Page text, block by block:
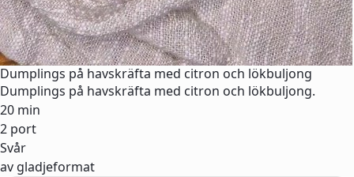
Dumplings på havskräfta med citron och lökbuljong
Dumplings på havskräfta med citron och lökbuljong.
20 min
2 port
Svår
av gladjeformat